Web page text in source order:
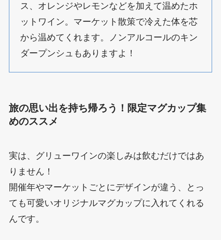
ス、オレンジやレモンなどを加えて温めたホ
ットワイン。マーケット散策で冷えた体を芯
から温めてくれます。ノンアルコールのキン
ダープンシュもありますよ！
旅の思い出を持ち帰ろう！限定マグカップ集
めのススメ
実は、グリューワインの楽しみは飲むだけではあ
りません！
開催年やマーケットごとにデザインが違う、とっ
ても可愛いオリジナルマグカップに入れてくれる
んです。